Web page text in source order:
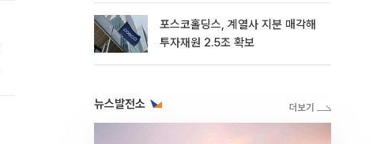
포스코홀딩스, 계열사 지분 매각해
투자재원 2.5조 확보
뉴스발전소